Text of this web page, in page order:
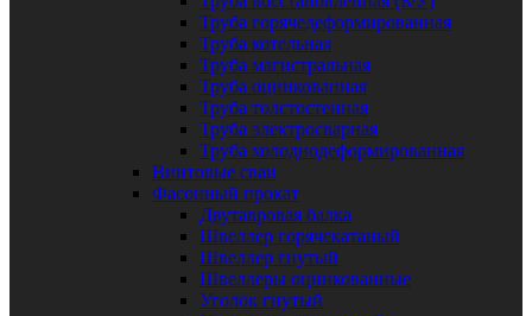
Труба горячедеформированная
Труба котельная
Труба магистральная
Труба оцинкованная
Труба толстостенная
Труба электросварная
Труба холоднодеформированная
Винтовые сваи
Фасонный прокат
Двутавровая балка
Швеллер горячекатаный
Швеллер гнутый
Швеллеры оцинкованные
Уголок гнутый